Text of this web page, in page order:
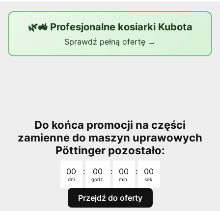
🌿🚜 Profesjonalne kosiarki Kubota
Sprawdź pełną ofertę →
Do końca promocji na części
zamienne do maszyn uprawowych
Pöttinger pozostało:
00
dni
: 00
godz.
: 00
min.
: 00
sek.
Przejdź do oferty